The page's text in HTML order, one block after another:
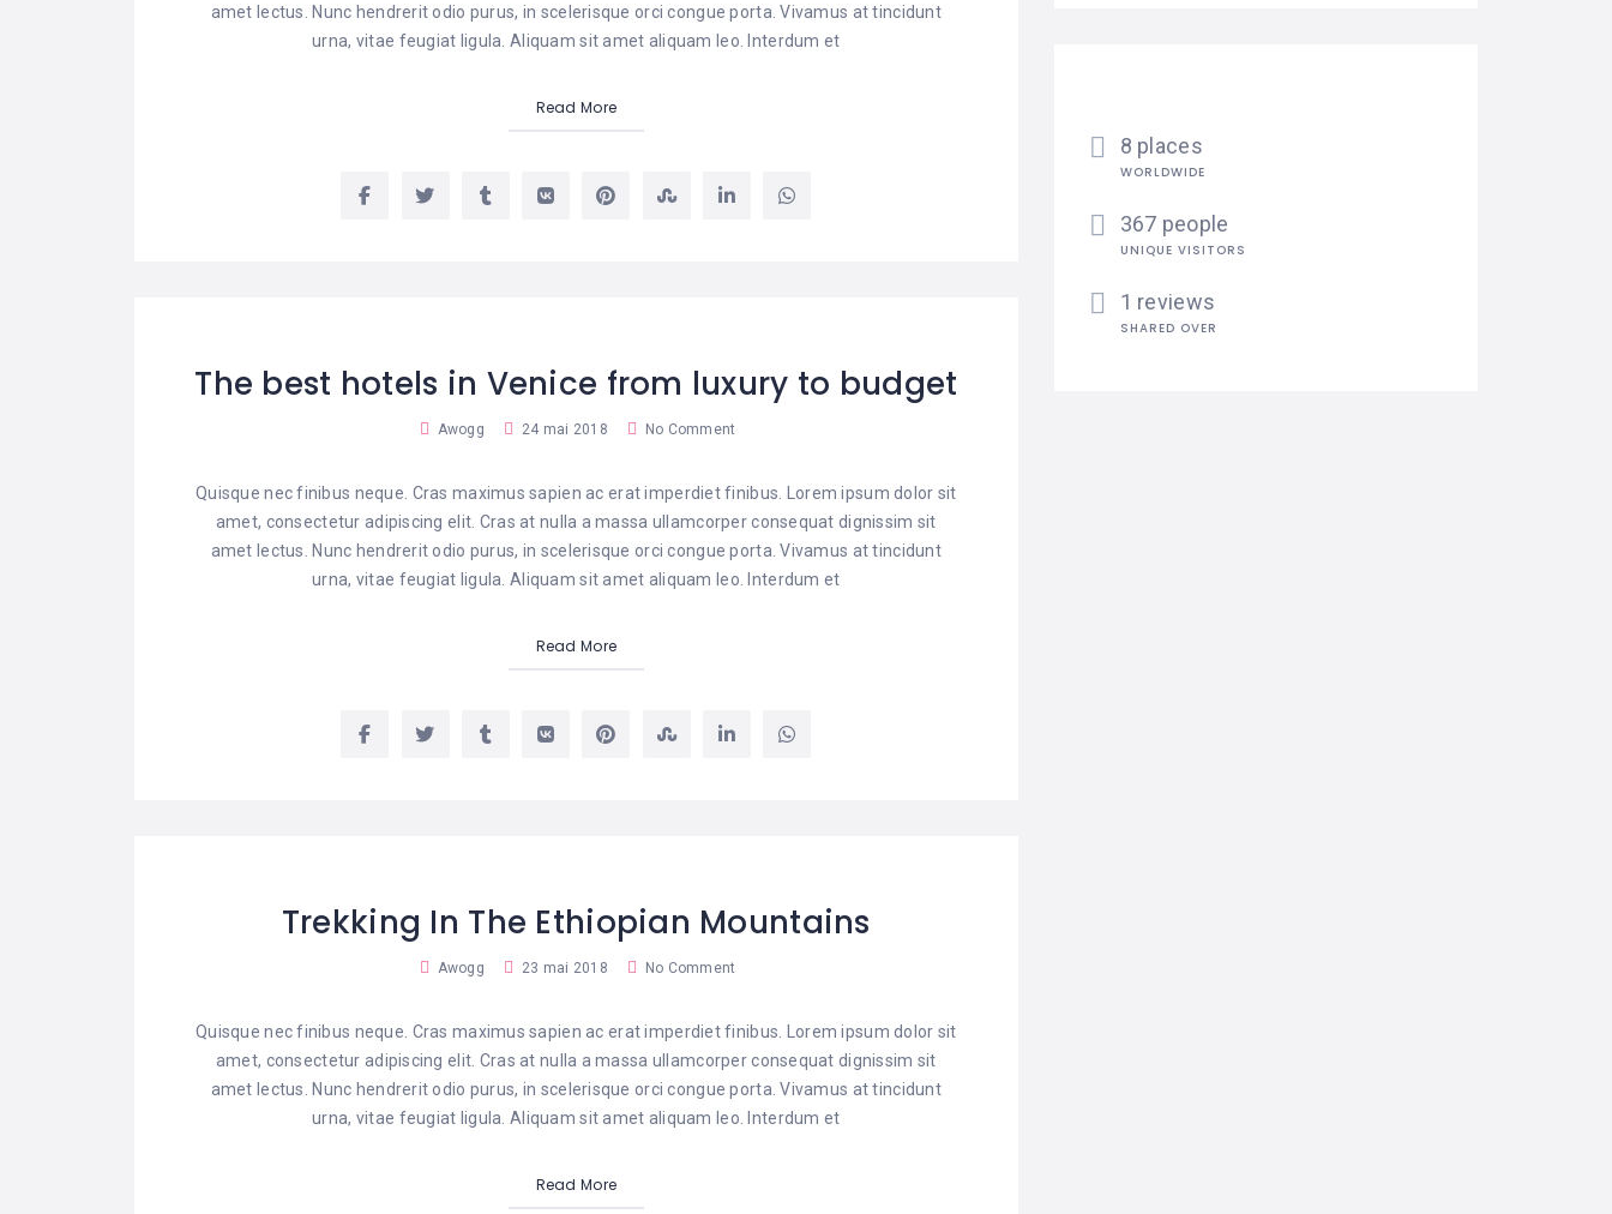
amet lectus. Nunc hendrerit odio purus, in scelerisque orci congue porta. Vivamus at tincidunt
urna, vitae feugiat ligula. Aliquam sit amet aliquam leo. Interdum et
Read More
The best hotels in Venice from luxury to budget
Awogg 24 mai 2018 No Comment
Quisque nec finibus neque. Cras maximus sapien ac erat imperdiet finibus. Lorem ipsum dolor sit
amet, consectetur adipiscing elit. Cras at nulla a massa ullamcorper consequat dignissim sit
amet lectus. Nunc hendrerit odio purus, in scelerisque orci congue porta. Vivamus at tincidunt
urna, vitae feugiat ligula. Aliquam sit amet aliquam leo. Interdum et
Read More
Trekking In The Ethiopian Mountains
Awogg 23 mai 2018 No Comment
Quisque nec finibus neque. Cras maximus sapien ac erat imperdiet finibus. Lorem ipsum dolor sit
amet, consectetur adipiscing elit. Cras at nulla a massa ullamcorper consequat dignissim sit
amet lectus. Nunc hendrerit odio purus, in scelerisque orci congue porta. Vivamus at tincidunt
urna, vitae feugiat ligula. Aliquam sit amet aliquam leo. Interdum et
Read More
8 places
WORLDWIDE
367 people
UNIQUE VISITORS
1 reviews
SHARED OVER